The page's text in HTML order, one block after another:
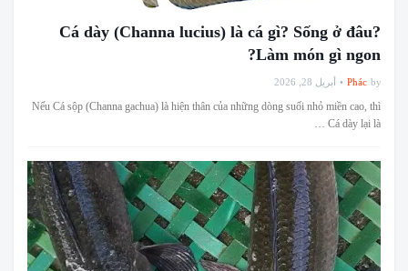
Cá dày (Channa lucius) là cá gì? Sống ở đâu?
Làm món gì ngon?
by
Phác أبريل 28, 2026
Nếu Cá sộp (Channa gachua) là hiện thân của những dòng suối nhỏ miền cao, thì
Cá dày lại là …